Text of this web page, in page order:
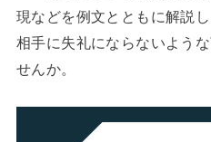
現などを例文とともに解説
相手に失礼にならないよう
せんか。